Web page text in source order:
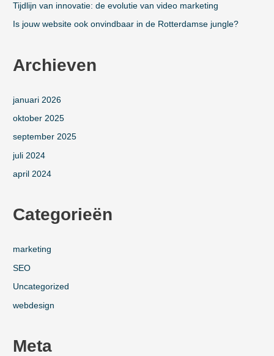
Tijdlijn van innovatie: de evolutie van video marketing
Is jouw website ook onvindbaar in de Rotterdamse jungle?
Archieven
januari 2026
oktober 2025
september 2025
juli 2024
april 2024
Categorieën
marketing
SEO
Uncategorized
webdesign
Meta